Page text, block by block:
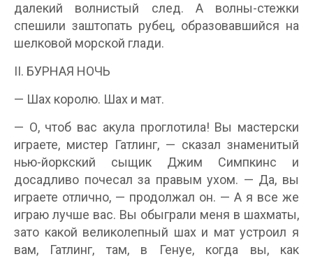
далекий волнистый след. А волны-стежки
спешили заштопать рубец, образовавшийся на
шелковой морской глади.
II. БУРНАЯ НОЧЬ
— Шах королю. Шах и мат.
— О, чтоб вас акула проглотила! Вы мастерски
играете, мистер Гатлинг, — сказал знаменитый
нью-йоркский сыщик Джим Симпкинс и
досадливо почесал за правым ухом. — Да, вы
играете отлично, — продолжал он. — А я все же
играю лучше вас. Вы обыграли меня в шахматы,
зато какой великолепный шах и мат устроил я
вам, Гатлинг, там, в Генуе, когда вы, как